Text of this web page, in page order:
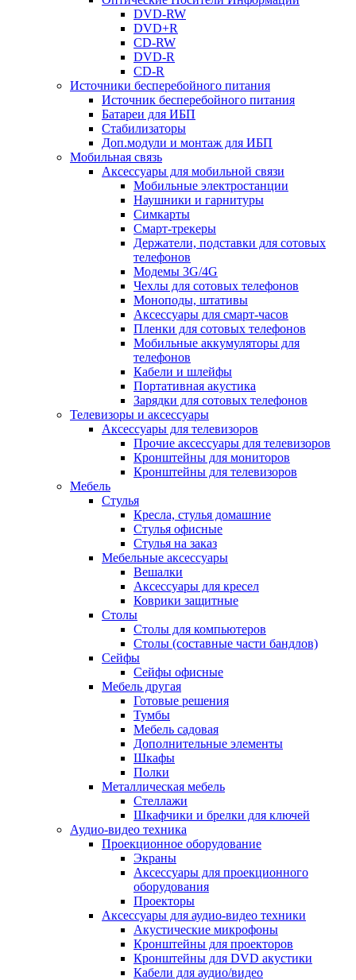
DVD-RW
DVD+R
CD-RW
DVD-R
CD-R
Источники бесперебойного питания
Источник бесперебойного питания
Батареи для ИБП
Стабилизаторы
Доп.модули и монтаж для ИБП
Мобильная связь
Аксессуары для мобильной связи
Мобильные электростанции
Наушники и гарнитуры
Симкарты
Смарт-трекеры
Держатели, подставки для сотовых
телефонов
Модемы 3G/4G
Чехлы для сотовых телефонов
Моноподы, штативы
Аксессуары для смарт-часов
Пленки для сотовых телефонов
Мобильные аккумуляторы для
телефонов
Кабели и шлейфы
Портативная акустика
Зарядки для сотовых телефонов
Телевизоры и аксессуары
Аксессуары для телевизоров
Прочие аксессуары для телевизоров
Кронштейны для мониторов
Кронштейны для телевизоров
Мебель
Стулья
Кресла, стулья домашние
Стулья офисные
Стулья на заказ
Мебельные аксессуары
Вешалки
Аксессуары для кресел
Коврики защитные
Столы
Столы для компьютеров
Столы (составные части бандлов)
Сейфы
Сейфы офисные
Мебель другая
Готовые решения
Тумбы
Мебель садовая
Дополнительные элементы
Шкафы
Полки
Металлическая мебель
Стеллажи
Шкафчики и брелки для ключей
Аудио-видео техника
Проекционное оборудование
Экраны
Аксессуары для проекционного
оборудования
Проекторы
Аксессуары для аудио-видео техники
Акустические микрофоны
Кронштейны для проекторов
Кронштейны для DVD акустики
Кабели для аудио/видео